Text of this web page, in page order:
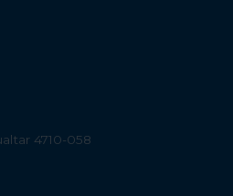
4710-058